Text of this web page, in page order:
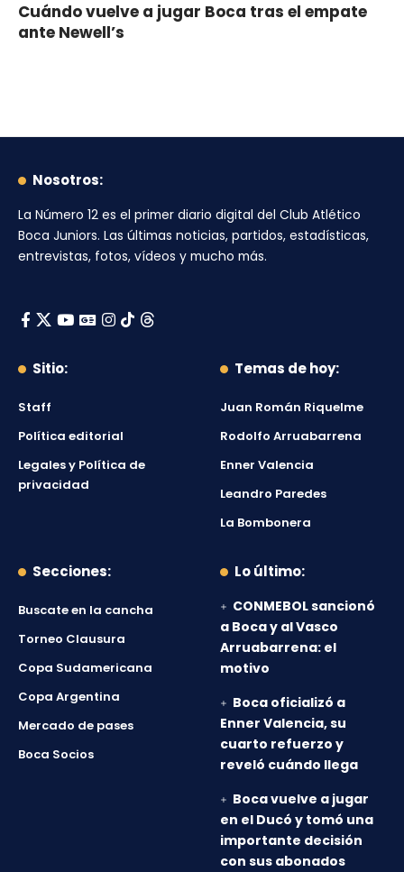
Cuándo vuelve a jugar Boca tras el empate
ante Newell’s
Nosotros:
La Número 12 es el primer diario digital del Club Atlético
Boca Juniors. Las últimas noticias, partidos, estadísticas,
entrevistas, fotos, vídeos y mucho más.
Sitio:
Staff
Política editorial
Legales y Política de
privacidad
Temas de hoy:
Juan Román Riquelme
Rodolfo Arruabarrena
Enner Valencia
Leandro Paredes
La Bombonera
Secciones:
Buscate en la cancha
Torneo Clausura
Copa Sudamericana
Copa Argentina
Mercado de pases
Boca Socios
Lo último:
CONMEBOL sancionó
a Boca y al Vasco
Arruabarrena: el
motivo
Boca oficializó a
Enner Valencia, su
cuarto refuerzo y
reveló cuándo llega
Boca vuelve a jugar
en el Ducó y tomó una
importante decisión
con sus abonados